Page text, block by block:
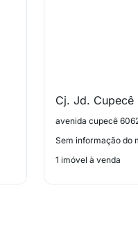
Cj. Jd. Cupecê
avenida cupecê
Sem informação do
1 imóvel à venda